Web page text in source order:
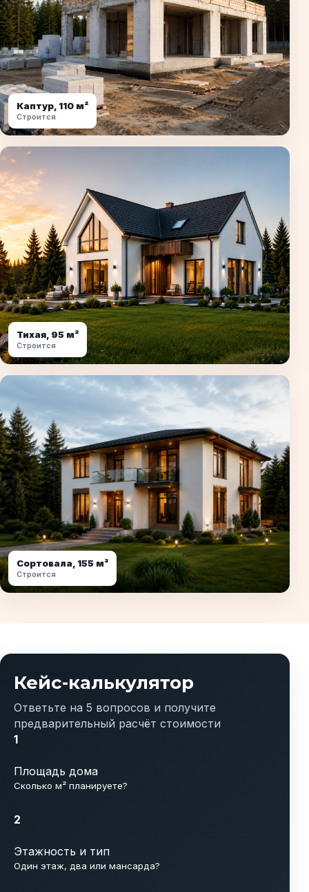
Каптур, 110 м²
Строится
Тихая, 95 м²
Строится
Сортовала, 155 м²
Строится
Кейс-калькулятор
Ответьте на 5 вопросов и получите
предварительный расчёт стоимости
1
Площадь дома
Сколько м² планируете?
2
Этажность и тип
Один этаж, два или мансарда?